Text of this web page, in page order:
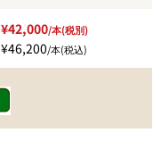
¥42,000/本(税別)
¥46,200/本(税込)